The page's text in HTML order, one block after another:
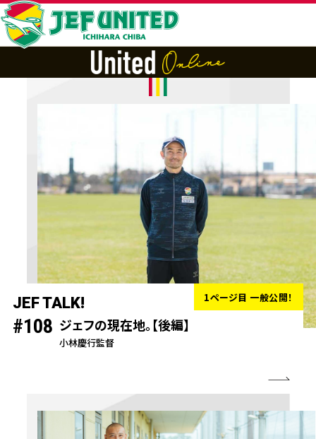
JEF TALK!
#108 ジェフの現在地。【後編】
小林慶行監督
1ページ目 一般公開！